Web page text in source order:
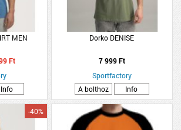
MEN
Ft
Info
Dorko DENISE
7 999 Ft
Sportfactory
A bolthoz
Info
-40%